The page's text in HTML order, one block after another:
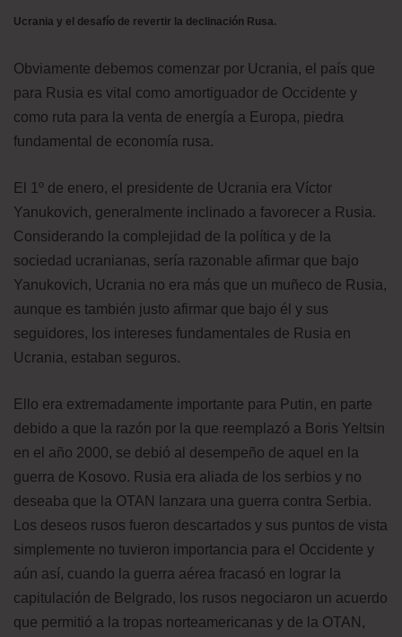
Ucrania y el desafío de revertir la declinación Rusa.
Obviamente debemos comenzar por Ucrania, el país que
para Rusia es vital como amortiguador de Occidente y
como ruta para la venta de energía a Europa, piedra
fundamental de economía rusa.
El 1º de enero, el presidente de Ucrania era Víctor
Yanukovich, generalmente inclinado a favorecer a Rusia.
Considerando la complejidad de la política y de la
sociedad ucranianas, sería razonable afirmar que bajo
Yanukovich, Ucrania no era más que un muñeco de Rusia,
aunque es también justo afirmar que bajo él y sus
seguidores, los intereses fundamentales de Rusia en
Ucrania, estaban seguros.
Ello era extremadamente importante para Putin, en parte
debido a que la razón por la que reemplazó a Boris Yeltsin
en el año 2000, se debió al desempeño de aquel en la
guerra de Kosovo. Rusia era aliada de los serbios y no
deseaba que la OTAN lanzara una guerra contra Serbia.
Los deseos rusos fueron descartados y sus puntos de vista
simplemente no tuvieron importancia para el Occidente y
aún así, cuando la guerra aérea fracasó en lograr la
capitulación de Belgrado, los rusos negociaron un acuerdo
que permitió a la tropas norteamericanas y de la OTAN,